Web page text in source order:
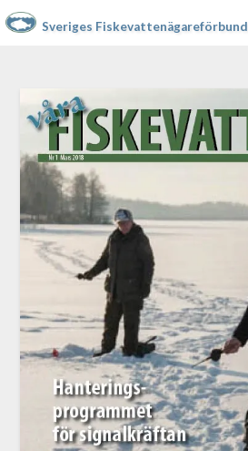
Sveriges Fiskevattenägareförbund